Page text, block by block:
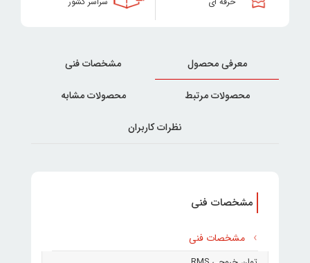
معرفی محصول مشخصات فنی
محصولات مرتبط محصولات مشابه
نظرات کاربران
مشخصات فنی
مشخصات فنی